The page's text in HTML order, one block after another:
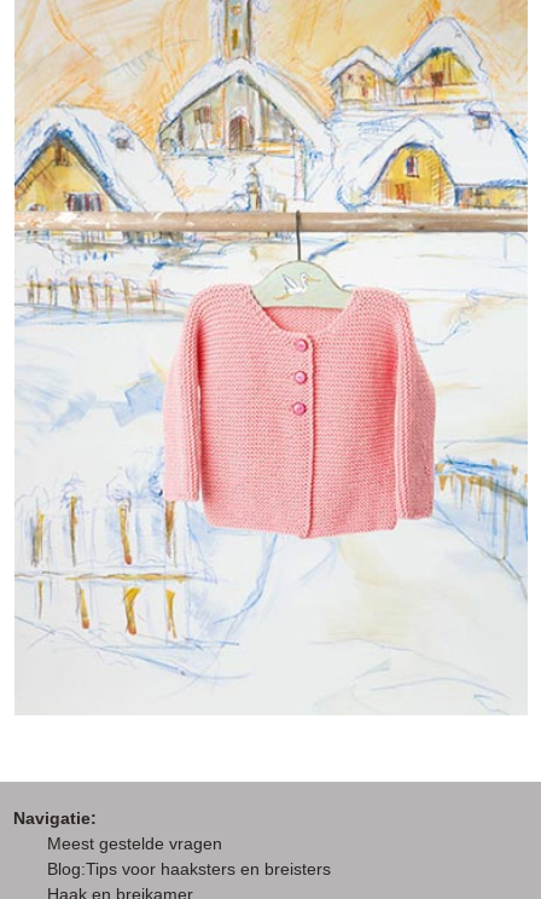
Navigatie:
Meest gestelde vragen
Blog:Tips voor haaksters en breisters
Haak en breikamer